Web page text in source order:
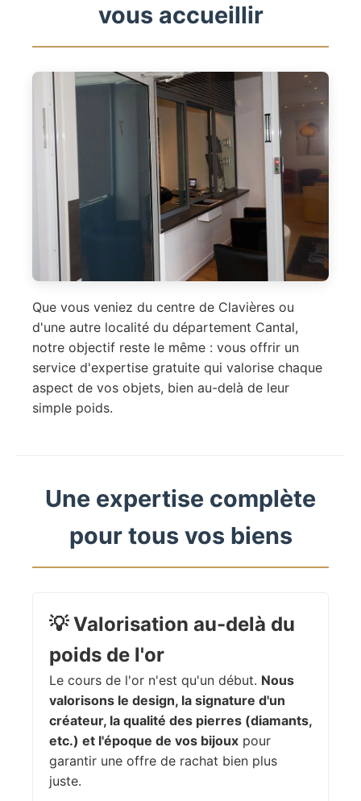
vous accueillir
Que vous veniez du centre de Clavières ou
d'une autre localité du département Cantal,
notre objectif reste le même : vous offrir un
service d'expertise gratuite qui valorise chaque
aspect de vos objets, bien au-delà de leur
simple poids.
Une expertise complète
pour tous vos biens
💡Valorisation au-delà du
poids de l'or
Le cours de l'or n'est qu'un début. Nous
valorisons le design, la signature d'un
créateur, la qualité des pierres (diamants,
etc.) et l'époque de vos bijoux pour
garantir une offre de rachat bien plus
juste.